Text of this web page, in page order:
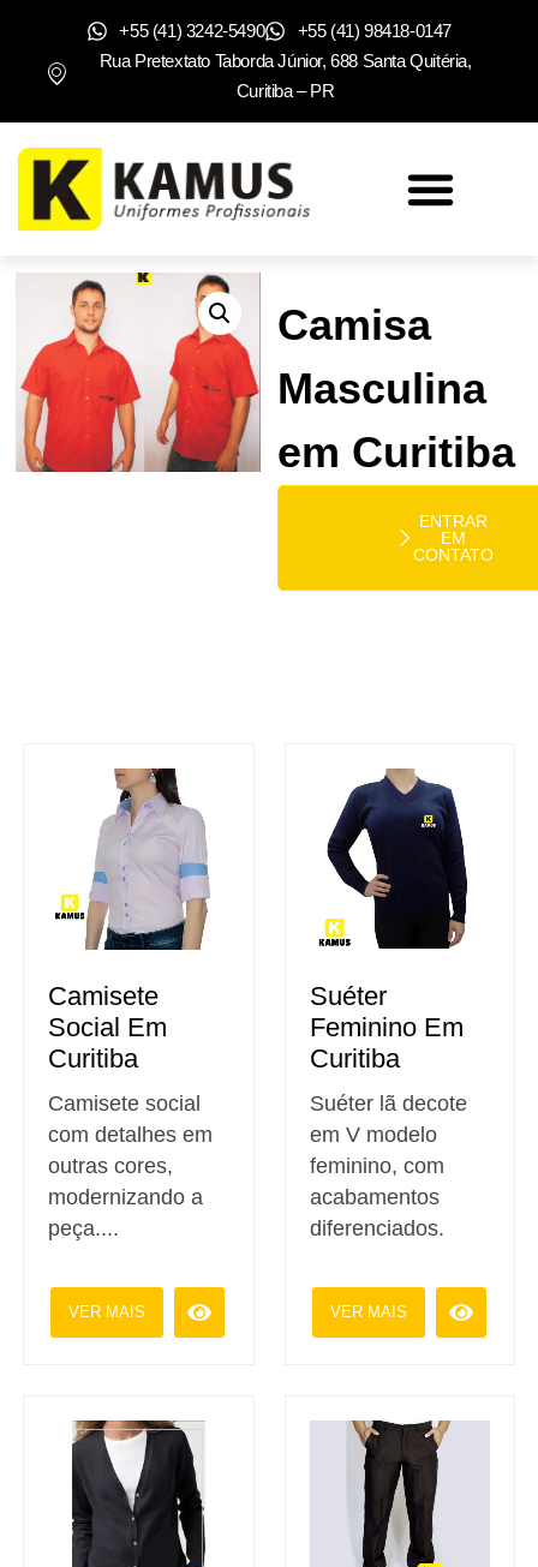
+55 (41) 3242-5490
+55 (41) 98418-0147
Rua Pretextato Taborda Júnior, 688 Santa Quitéria,
Curitiba – PR
Camisa
Masculina
em Curitiba
ENTRAR
EM
CONTATO
Camisete
Social Em
Curitiba
Camisete social
com detalhes em
outras cores,
modernizando a
peça....
VER MAIS
Suéter
Feminino Em
Curitiba
Suéter lã decote
em V modelo
feminino, com
acabamentos
diferenciados.
VER MAIS